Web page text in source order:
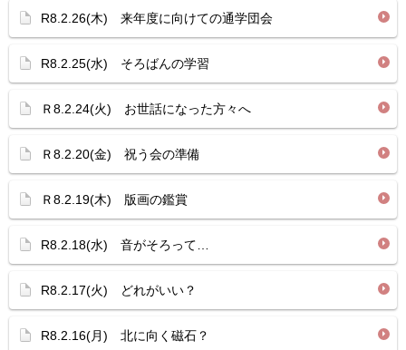
R8.2.26(木) 来年度に向けての通学団会
R8.2.25(水) そろばんの学習
Ｒ8.2.24(火) お世話になった方々へ
Ｒ8.2.20(金) 祝う会の準備
Ｒ8.2.19(木) 版画の鑑賞
R8.2.18(水) 音がそろって…
R8.2.17(火) どれがいい？
R8.2.16(月) 北に向く磁石？